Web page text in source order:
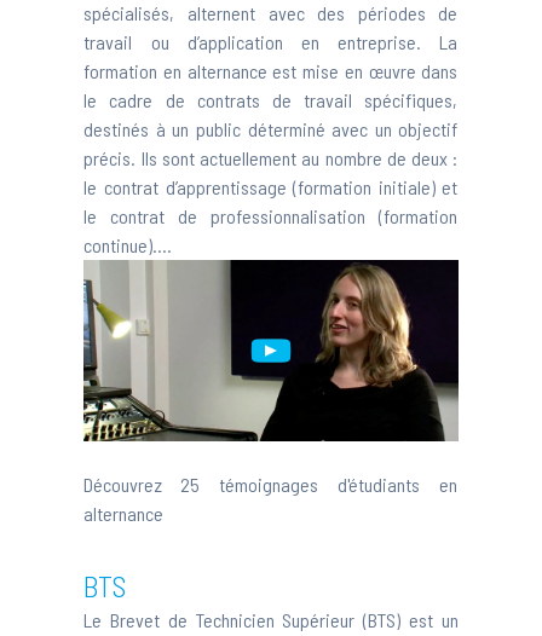
spécialisés, alternent avec des périodes de
travail ou d’application en entreprise. La
formation en alternance est mise en œuvre dans
le cadre de contrats de travail spécifiques,
destinés à un public déterminé avec un objectif
précis. Ils sont actuellement au nombre de deux :
le contrat d’apprentissage (formation initiale) et
le contrat de professionnalisation (formation
continue)....
Découvrez 25 témoignages d'étudiants en
alternance
BTS
Le Brevet de Technicien Supérieur (BTS) est un